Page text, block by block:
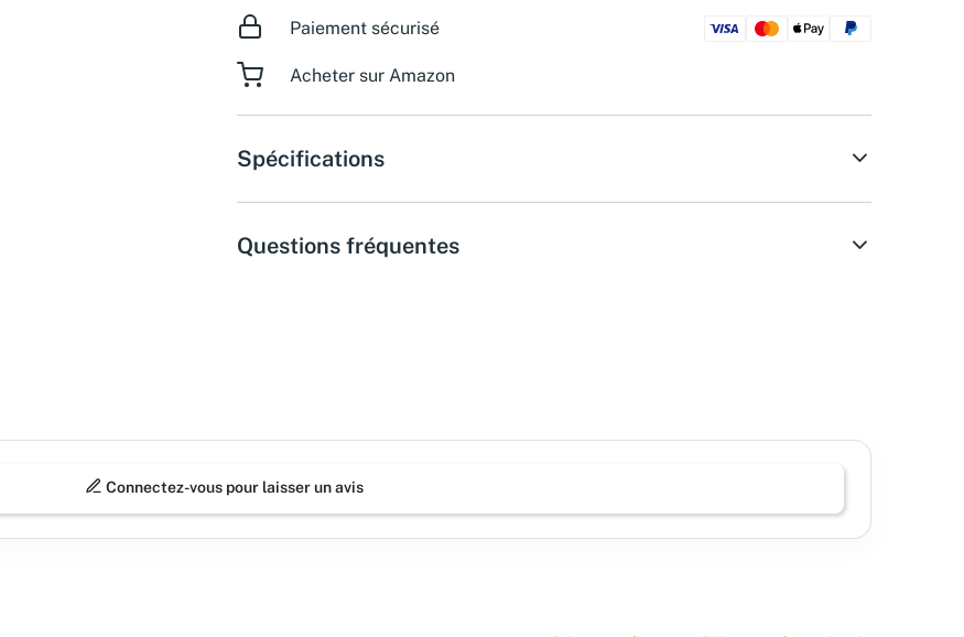
Paiement sécurisé
Acheter sur Amazon
Spécifications
Questions fréquentes
Connectez-vous pour laisser un avis